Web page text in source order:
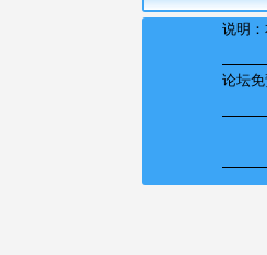
说明
论坛